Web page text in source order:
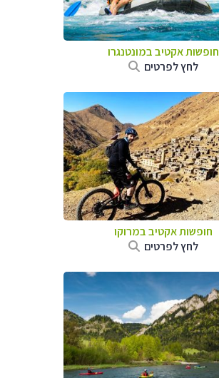
חופשות אקטיב במונטנגרו
לחץ לפרטים
חופשות אקטיב במרוקו
לחץ לפרטים